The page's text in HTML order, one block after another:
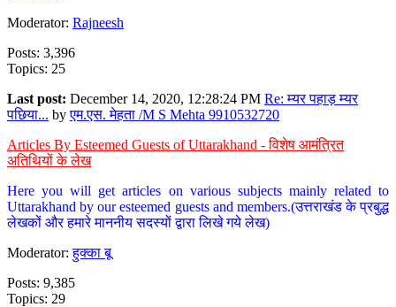
Moderator: Rajneesh
Posts: 3,396
Topics: 25
Last post: December 14, 2020, 12:28:24 PM Re: म्यर पहाड़ म्यर
पछिया... byएम.एस. मेहता /M S Mehta 9910532720
Articles By Esteemed Guests of Uttarakhand - विशेष आमंत्रित
अतिथियों के लेख
Here you will get articles on various subjects mainly related to
Uttarakhand by our esteemed guests and members.(उत्तराखंड के प्रबुद्ध
लेखकों और हमारे माननीय सदस्यों द्वारा लिखे गये लेख)
Moderator:हुक्का बू
Posts: 9,385
Topics: 29